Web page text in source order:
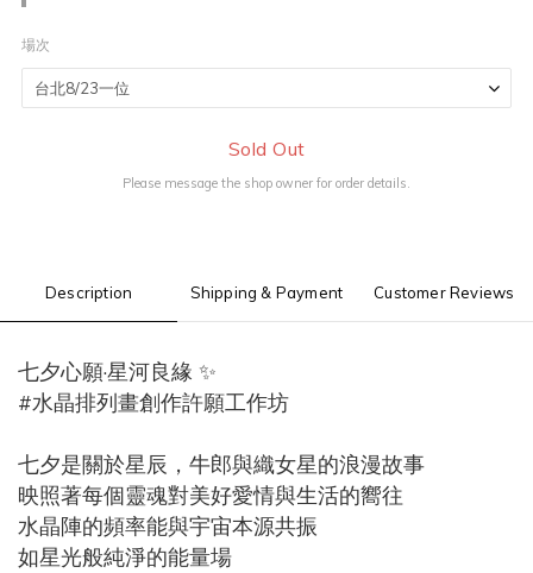
場次
Sold Out
Please message the shop owner for order details.
Description Shipping & Payment Customer Reviews
七夕心願·星河良緣 ✨
#水晶排列畫創作許願工作坊
七夕是關於星辰，牛郎與織女星的浪漫故事
映照著每個靈魂對美好愛情與生活的嚮往
水晶陣的頻率能與宇宙本源共振
如星光般純淨的能量場